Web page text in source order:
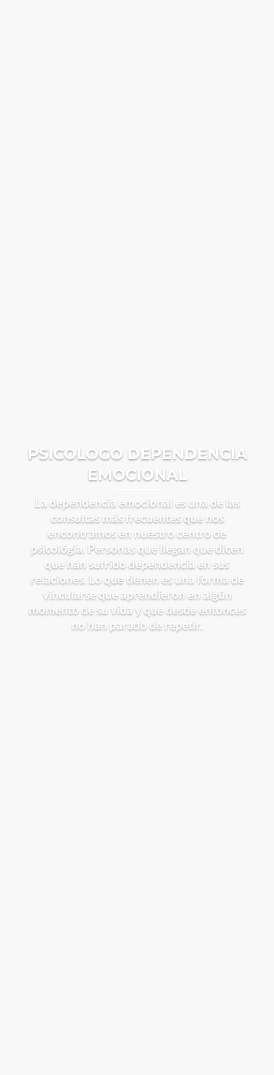
PSICOLOGO DEPENDENCIA
EMOCIONAL
La dependencia emocional es una de las
consultas más frecuentes que nos
encontramos en nuestro centro de
psicológia. Personas que llegan que dicen
que han sufrido dependencia en sus
relaciones. Lo que tienen es una forma de
vincularse que aprendíeron en algún
momento de su vida y que desde entonces
no han parado de repetir.